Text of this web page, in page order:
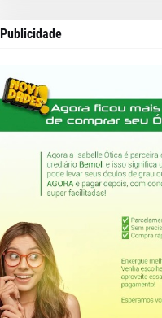
Publicidade